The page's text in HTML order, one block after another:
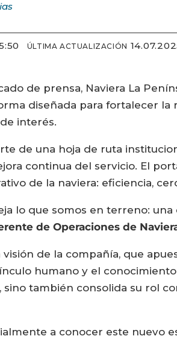
ÚLTIMA ACTUALIZACIÓN
de prensa, Naviera La
diseñada para fortalecer
interés.
de una hoja de ruta
continua del servicio. El
de la naviera: eficiencia,
lo que somos en terreno:
de Operaciones de
visión de la compañía, que
humano y el
sino también consolida su rol
a conocer este nuevo